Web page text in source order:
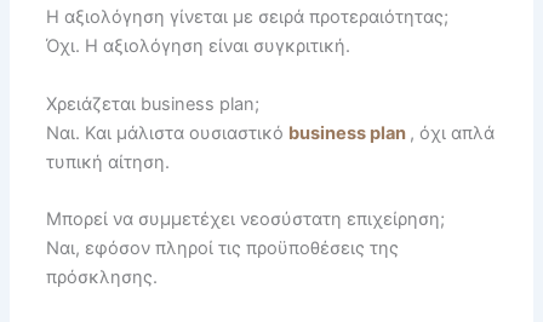
Η αξιολόγηση γίνεται με σειρά προτεραιότητας;
Όχι. Η αξιολόγηση είναι συγκριτική.
Χρειάζεται business plan;
Ναι. Και μάλιστα ουσιαστικό business plan , όχι απλά
τυπική αίτηση.
Μπορεί να συμμετέχει νεοσύστατη επιχείρηση;
Ναι, εφόσον πληροί τις προϋποθέσεις της
πρόσκλησης.